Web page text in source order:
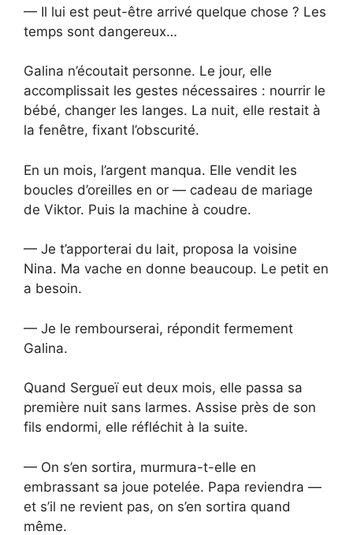
— Il lui est peut-être arrivé quelque chose ? Les
temps sont dangereux…
Galina n’écoutait personne. Le jour, elle
accomplissait les gestes nécessaires : nourrir le
bébé, changer les langes. La nuit, elle restait à
la fenêtre, fixant l’obscurité.
En un mois, l’argent manqua. Elle vendit les
boucles d’oreilles en or — cadeau de mariage
de Viktor. Puis la machine à coudre.
— Je t’apporterai du lait, proposa la voisine
Nina. Ma vache en donne beaucoup. Le petit en
a besoin.
— Je le rembourserai, répondit fermement
Galina.
Quand Sergueï eut deux mois, elle passa sa
première nuit sans larmes. Assise près de son
fils endormi, elle réfléchit à la suite.
— On s’en sortira, murmura-t-elle en
embrassant sa joue potelée. Papa reviendra —
et s’il ne revient pas, on s’en sortira quand
même.